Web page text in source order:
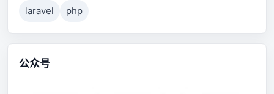
laravel
php
公众号